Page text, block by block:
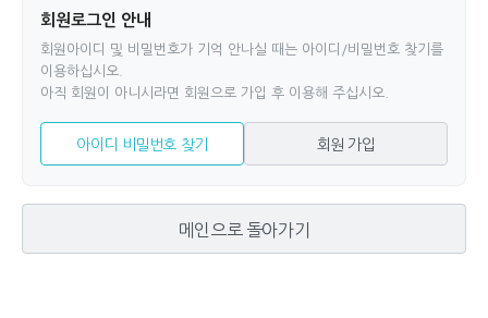
회원로그인 안내
회원아이디 및 비밀번호가 기억 안나실 때는 아이디/비밀번호 찾기를
이용하십시오.
아직 회원이 아니시라면 회원으로 가입 후 이용해 주십시오.
아이디 비밀번호 찾기 회원 가입
메인으로 돌아가기